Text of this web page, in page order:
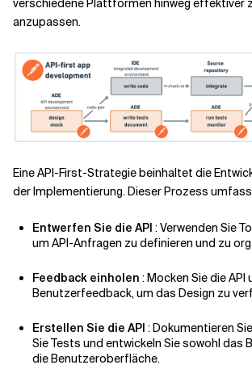
verschiedene Plattformen hinweg effektiver
anzupassen.
Eine API-First-Strategie beinhaltet die
der Implementierung. Dieser Prozess
Entwerfen Sie die API : Verwenden Sie
um API-Anfragen zu definieren und zu
Feedback einholen : Mocken Sie die API
Benutzerfeedback, um das Design zu
Erstellen Sie die API : Dokumentieren
Sie Tests und entwickeln Sie sowohl das
die Benutzeroberfläche.